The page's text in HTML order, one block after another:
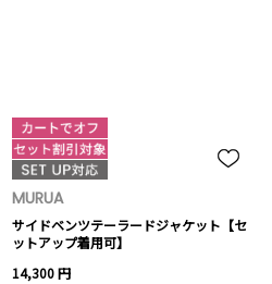
MURUA
サイドベンツテーラードジャケット【セ
ットアップ着用可】
14,300 円